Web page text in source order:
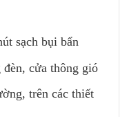
sạch bụi bẩn
đèn, cửa thông gió
trên các thiết